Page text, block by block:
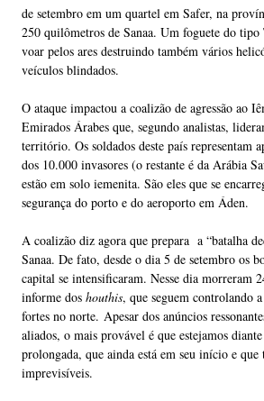
de setembro em um quartel em Safer, na
250 quilômetros de Sanaa. Um foguete do tipo
voar pelos ares destruindo também vários
veículos blindados.
O ataque impactou a coalizão de agressão ao
Emirados Árabes que, segundo analistas,
território. Os soldados deste país representam
dos 10.000 invasores (o restante é da Arábia
estão em solo iemenita. São eles que se
segurança do porto e do aeroporto em Áden.
A coalizão diz agora que prepara a “batalha
Sanaa. De fato, desde o dia 5 de setembro os
capital se intensificaram. Nesse dia morreram
informe dos houthis, que seguem controlando
fortes no norte. Apesar dos anúncios
aliados, o mais provável é que estejamos
prolongada, que ainda está em seu início e que
imprevisíveis.